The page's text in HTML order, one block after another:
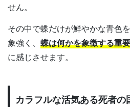
せん。
その中で蝶だけが鮮やかな青色
象強く、 蝶は何かを象徴する重
に感じさせます。
カラフルな活気ある死者の